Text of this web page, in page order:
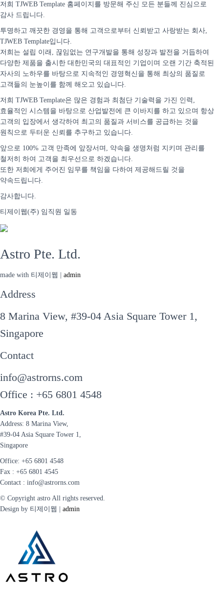
저희 TJWEB Template 홈페이지를 방문해 주신 모든 분들께 진심으로
감사 드립니다.
투명하고 깨끗한 경영을 통해 고객으로부터 신뢰받고 사랑받는 회사,
TJWEB Template입니다.
저희는 설립 이래, 끊임없는 연구개발을 통해 성장과 발전을 거듭하여
다양한 제품을 출시한 대한민국의 대표적인 기업이며 오랜 기간 축적된
자사의 노하우를 바탕으로 지속적인 경영혁신을 통해 최상의 품질로
고객들의 눈높이를 함께 해오고 있습니다.
저희 TJWEB Template은 많은 경험과 최첨단 기술력을 가진 인력,
효율적인 시스템을 바탕으로 산업발전에 큰 이바지를 하고 있으며 항상
고객의 입장에서 생각하여 최고의 품질과 서비스를 공급하는 것을
원칙으로 두터운 신뢰를 추구하고 있습니다.
앞으로 100% 고객 만족에 앞장서며, 약속을 생명처럼 지키며 관리를
철저히 하여 고객을 최우선으로 하겠습니다.
또한 저희에게 주어진 임무를 책임을 다하여 제공해드릴 것을
약속드립니다.
감사합니다.
티제이웹(주) 임직원 일동
Astro Pte. Ltd.
made with 티제이웹 | admin
Address
8 Marina View, #39-04 Asia Square Tower 1,
Singapore
Contact
info@astrorns.com
Office : +65 6801 4548
Astro Korea Pte. Ltd.
Address: 8 Marina View,
#39-04 Asia Square Tower 1,
Singapore
Office: +65 6801 4548
Fax : +65 6801 4545
Contact : info@astrorns.com
© Copyright astro All rights reserved.
Design by 티제이웹 | admin